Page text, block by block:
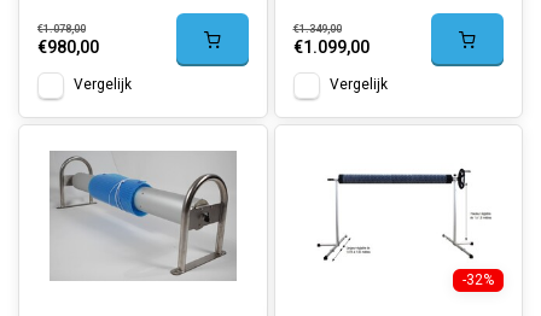
€1.078,00
€980,00
Vergelijk
€1.349,00
€1.099,00
Vergelijk
-32%